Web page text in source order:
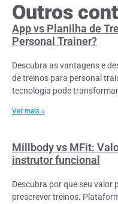
Outros
App vs Planilha de
Personal Trainer?
Descubra as vantagens e
de treinos para personal
tecnologia pode
Ver mais »
Millbody vs MFit:
instrutor funcional
Descubra por que seu valor
prescrever treinos.